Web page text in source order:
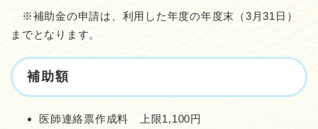
※補助金の申請は、利用した年度の年度末（3月31日）
までとなります。
補助額
医師連絡票作成料 上限1,100円